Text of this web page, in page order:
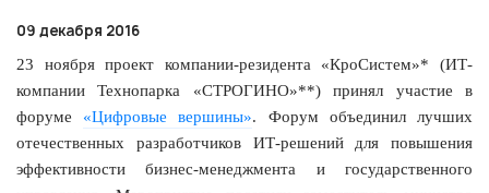
09 декабря 2016
23 ноября проект компании-резидента «КроСистем»* (ИТ-
компании Технопарка «СТРОГИНО»**) принял участие в
форуме «Цифровые вершины». Форум объединил лучших
отечественных разработчиков ИТ-решений для повышения
эффективности бизнес-менеджмента и государственного